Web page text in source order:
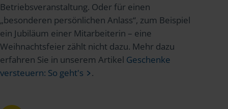
Betriebsveranstaltung. Oder für einen
„besonderen persönlichen Anlass“, zum Beispiel
ein Jubiläum einer Mitarbeiterin – eine
Weihnachtsfeier zählt nicht dazu. Mehr dazu
erfahren Sie in unserem Artikel Geschenke
versteuern: So geht's
.